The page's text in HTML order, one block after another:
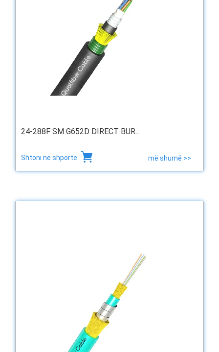
24-288F SM G652D DIRECT BUR...
Shtoni në shportë më shumë >>